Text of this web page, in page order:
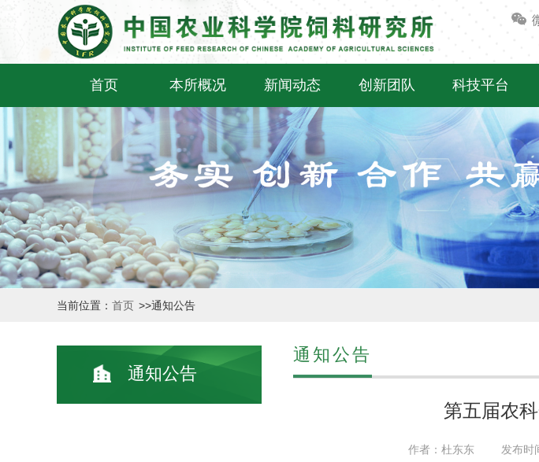
首页 本所概况 新闻动态 创新团队 科技平台
当前位置： 首页 >>通知公告
通知公告
通知公告
第五届农
作者：杜东东 发布时